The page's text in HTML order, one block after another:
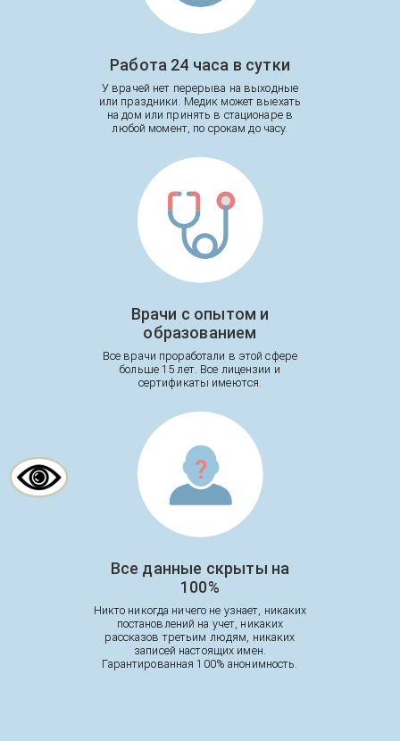
Работа 24 часа в сутки
У врачей нет перерыва на выходные
или праздники. Медик может выехать
на дом или принять в стационаре в
любой момент, по срокам до часу.
Врачи с опытом и
образованием
Все врачи проработали в этой сфере
больше 15 лет. Все лицензии и
сертификаты имеются.
Все данные скрыты на
100%
Никто никогда ничего не узнает, никаких
постановлений на учет, никаких
рассказов третьим людям, никаких
записей настоящих имен.
Гарантированная 100% анонимность.